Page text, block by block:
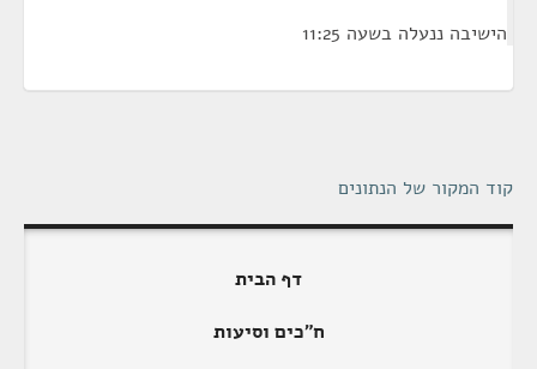
הישיבה ננעלה בשעה 11:25
קוד המקור של הנתונים
דף הבית
ח"כים וסיעות